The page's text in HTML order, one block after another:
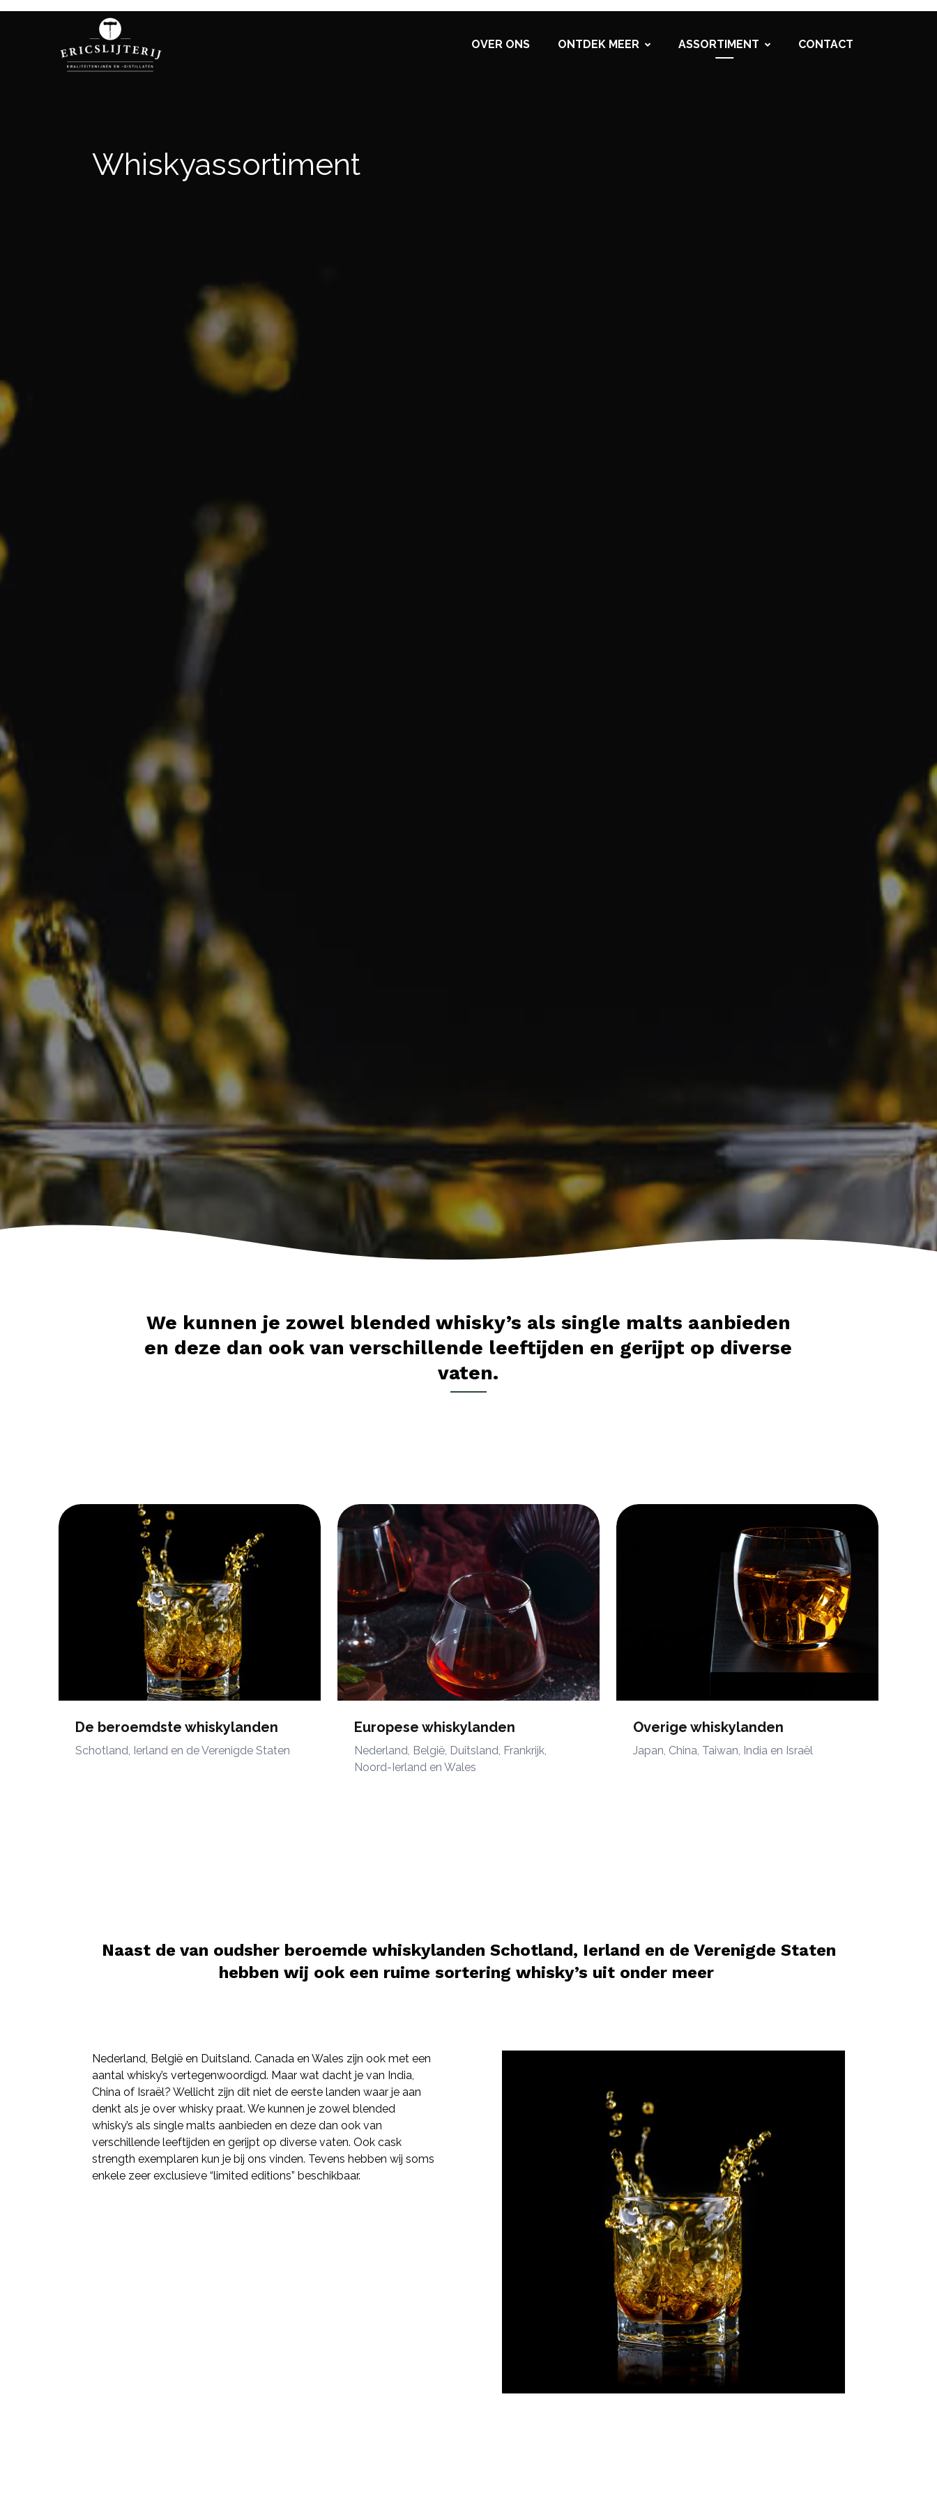
OVER ONS ONTDEK MEER ASSORTIMENT CONTACT
Whiskyassortiment
We kunnen je zowel blended whisky’s als single malts aanbieden
en deze dan ook van verschillende leeftijden en gerijpt op diverse
vaten.
De beroemdste whiskylanden
Schotland, Ierland en de Verenigde Staten
Europese whiskylanden
Nederland, België, Duitsland, Frankrijk,
Noord-Ierland en Wales
Overige whiskylanden
Japan, China, Taiwan, India en Israël
Naast de van oudsher beroemde whiskylanden Schotland, Ierland en de Verenigde Staten
hebben wij ook een ruime sortering whisky’s uit onder meer
Nederland, België en Duitsland. Canada en Wales zijn ook met een
aantal whisky’s vertegenwoordigd. Maar wat dacht je van India,
China of Israël? Wellicht zijn dit niet de eerste landen waar je aan
denkt als je over whisky praat. We kunnen je zowel blended
whisky’s als single malts aanbieden en deze dan ook van
verschillende leeftijden en gerijpt op diverse vaten. Ook cask
strength exemplaren kun je bij ons vinden. Tevens hebben wij soms
enkele zeer exclusieve “limited editions” beschikbaar.